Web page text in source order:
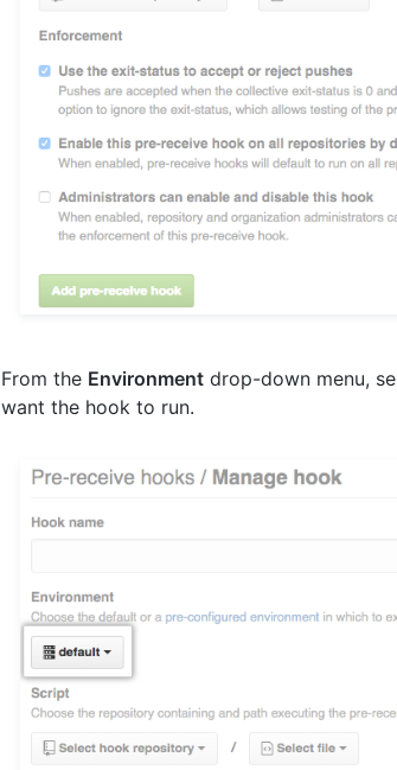
From the Environment drop-down menu,
want the hook to run.